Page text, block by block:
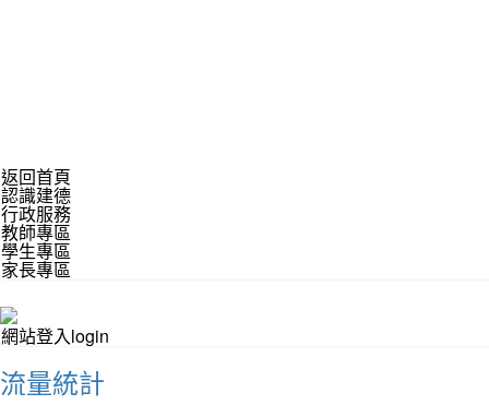
返回首頁
認識建德
行政服務
教師專區
學生專區
家長專區
網站登入login
流量統計